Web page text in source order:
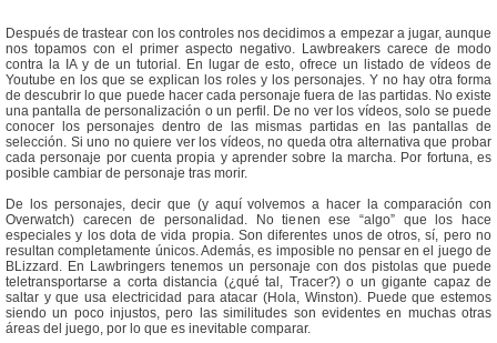
Después de trastear con los controles nos decidimos a empezar a jugar, aunque
nos topamos con el primer aspecto negativo. Lawbreakers carece de modo
contra la IA y de un tutorial. En lugar de esto, ofrece un listado de vídeos de
Youtube en los que se explican los roles y los personajes. Y no hay otra forma
de descubrir lo que puede hacer cada personaje fuera de las partidas. No existe
una pantalla de personalización o un perfil. De no ver los vídeos, solo se puede
conocer los personajes dentro de las mismas partidas en las pantallas de
selección. Si uno no quiere ver los vídeos, no queda otra alternativa que probar
cada personaje por cuenta propia y aprender sobre la marcha. Por fortuna, es
posible cambiar de personaje tras morir.
De los personajes, decir que (y aquí volvemos a hacer la comparación con
Overwatch) carecen de personalidad. No tienen ese “algo” que los hace
especiales y los dota de vida propia. Son diferentes unos de otros, sí, pero no
resultan completamente únicos. Además, es imposible no pensar en el juego de
BLizzard. En Lawbringers tenemos un personaje con dos pistolas que puede
teletransportarse a corta distancia (¿qué tal, Tracer?) o un gigante capaz de
saltar y que usa electricidad para atacar (Hola, Winston). Puede que estemos
siendo un poco injustos, pero las similitudes son evidentes en muchas otras
áreas del juego, por lo que es inevitable comparar.